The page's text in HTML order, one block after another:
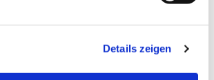
Details zeigen